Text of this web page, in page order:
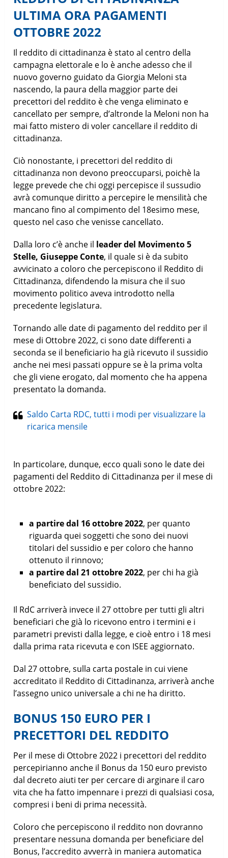
ULTIMA ORA PAGAMENTI
OTTOBRE 2022
Il reddito di cittadinanza è stato al centro della
campagna elettorale e lo è anche adesso che il
nuovo governo guidato da Giorgia Meloni sta
nascendo, la paura della maggior parte dei
precettori del reddito è che venga eliminato e
cancellato per sempre, d’altronde la Meloni non ha
mai fatto mistero di voler cancellare il reddito di
cittadinanza.
Ciò nonostante, i precettori del reddito di
cittadinanza non devono preoccuparsi, poichè la
legge prevede che chi oggi percepisce il sussudio
avrà comunque diritto a percepire le mensilità che
mancano fino al compimento del 18esimo mese,
questo nel caso che venisse cancellato.
Dalla loro c’è anche il leader del Movimento 5
Stelle, Giuseppe Conte, il quale si è da subito
avvicinato a coloro che percepiscono il Reddito di
Cittadinanza, difendendo la misura che il suo
movimento politico aveva introdotto nella
precedente legislatura.
Tornando alle date di pagamento del reddito per il
mese di Ottobre 2022, ci sono date differenti a
seconda se il beneficiario ha già ricevuto il sussidio
anche nei mesi passati oppure se è la prima volta
che gli viene erogato, dal momento che ha appena
presentato la domanda.
Saldo Carta RDC, tutti i modi per visualizzare la
ricarica mensile
In particolare, dunque, ecco quali sono le date dei
pagamenti del Reddito di Cittadinanza per il mese di
ottobre 2022:
a partire dal 16 ottobre 2022, per quanto
riguarda quei soggetti che sono dei nuovi
titolari del sussidio e per coloro che hanno
ottenuto il rinnovo;
a partire dal 21 ottobre 2022, per chi ha già
beneficiato del sussidio.
Il RdC arriverà invece il 27 ottobre per tutti gli altri
beneficiari che già lo ricevono entro i termini e i
parametri previsti dalla legge, e cioè entro i 18 mesi
dalla prima rata ricevuta e con ISEE aggiornato.
Dal 27 ottobre, sulla carta postale in cui viene
accreditato il Reddito di Cittadinanza, arriverà anche
l’assegno unico universale a chi ne ha diritto.
BONUS 150 EURO PER I
PRECETTORI DEL REDDITO
Per il mese di Ottobre 2022 i precettori del reddito
percepirianno anche il Bonus da 150 euro previsto
dal decreto aiuti ter per cercare di arginare il caro
vita che ha fatto impennare i prezzi di qualsiasi cosa,
compresi i beni di prima necessità.
Coloro che percepiscono il reddito non dovranno
presentare nessuna domanda per beneficiare del
Bonus, l’accredito avverrà in maniera automatica